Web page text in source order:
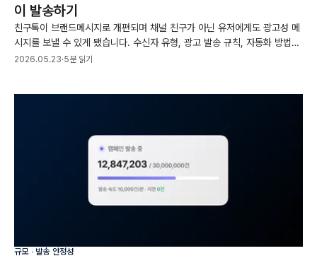
이 발송하기
친구톡이 브랜드메시지로 개편되며 채널 친구가 아닌 유저에게도 광고성 메
시지를 보낼 수 있게 됐습니다. 수신자 유형, 광고 발송 규칙, 자동화 방법까
지 비친구 유저에게 도달하는 운영을 정리했습니다.
2026.05.23·5분 읽기
규모 ∙ 발송 안정성